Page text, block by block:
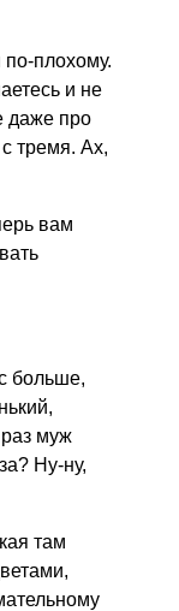
плохому.
и не
даже про
тремя. Ах,
вам
больше,
муж
Ну-ну,
там